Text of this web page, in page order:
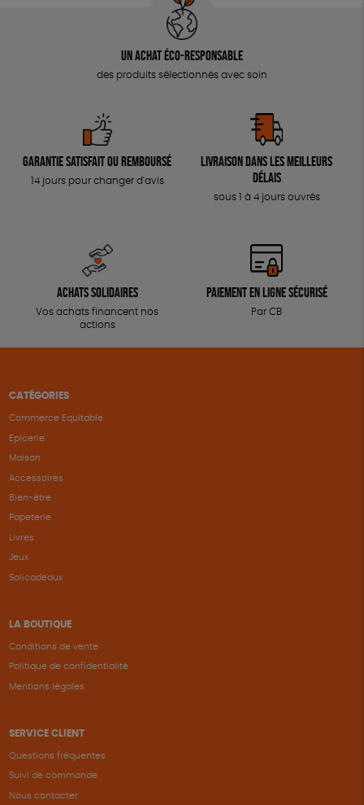
Un achat éco-responsable
des produits sélectionnés avec soin
Garantie satisfait ou remboursé
14 jours pour changer d'avis
Livraison dans les meilleurs
délais
sous 1 à 4 jours ouvrés
Achats solidaires
Vos achats financent nos
actions
Paiement en ligne sécurisé
Par CB
CATÉGORIES
Commerce Equitable
Epicerie
Maison
Accessoires
Bien-être
Papeterie
Livres
Jeux
Solicadeaux
LA BOUTIQUE
Conditions de vente
Politique de confidentialité
Mentions légales
SERVICE CLIENT
Questions fréquentes
Suivi de commande
Nous contacter